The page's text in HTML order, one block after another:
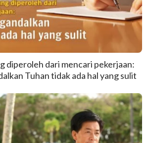
diperoleh dari mencari pekerjaan:
Tuhan tidak ada hal yang sulit